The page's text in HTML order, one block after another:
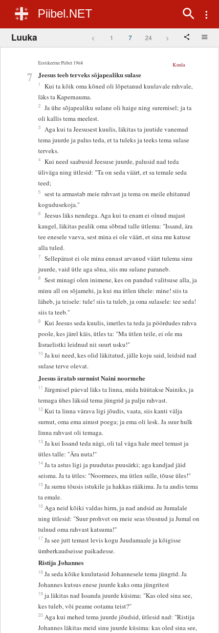
Piibel.NET
Luuka < 1 7 24 >
Eestikeelne Piibel 1968
7
Kuula
Jeesus teeb terveks sõjapealiku sulase
1
Kui ta kõik oma kõned oli lõpetanud kuulavale rahvale,
läks ta Kapernauma.
2 Ja ühe sõjapealiku sulane oli haige ning suremisel; ja ta
oli kallis tema meelest.
3 Aga kui ta Jeesusest kuulis, läkitas ta juutide vanemad
tema juurde ja palus teda, et ta tuleks ja teeks tema sulase
terveks.
4 Kui need saabusid Jeesuse juurde, palusid nad teda
üliväga ning ütlesid: "Ta on seda väärt, et sa temale seda
teed;
5 sest ta armastab meie rahvast ja tema on meile ehitanud
kogudusekoja."
6 Jeesus läks nendega. Aga kui ta enam ei olnud majast
kaugel, läkitas pealik oma sõbrad talle ütlema: "Issand, ära
tee enesele vaeva, sest mina ei ole väärt, et sina mu katuse
alla tuled.
7 Sellepärast ei ole mina ennast arvanud väärt tulema sinu
juurde, vaid ütle aga sõna, siis mu sulane paraneb.
8 Sest minagi olen inimene, kes on pandud valitsuse alla, ja
minu all on sõjamehi, ja kui ma ütlen ühele: mine! siis ta
läheb, ja teisele: tule! siis ta tuleb, ja oma sulasele: tee seda!
siis ta teeb."
9 Kui Jeesus seda kuulis, imetles ta teda ja pöördudes rahva
poole, kes järel käis, ütles ta: "Ma ütlen teile, ei ole ma
Iisraelistki leidnud nii suurt usku!"
10 Ja kui need, kes olid läkitatud, jälle koju said, leidsid nad
sulase terve olevat.
Jeesus äratab surnuist Naini noormehe
11 Järgmisel päeval läks ta linna, mida hüütakse Nainiks, ja
temaga ühes läksid tema jüngrid ja palju rahvast.
12 Kui ta linna värava ligi jõudis, vaata, siis kanti välja
surnut, oma ema ainust poega; ja ema oli lesk. Ja suur hulk
linna rahvast oli temaga.
13 Ja kui Issand teda nägi, oli tal väga hale meel temast ja
ütles talle: "Ära nuta!"
14 Ja ta astus ligi ja puudutas puusärki; aga kandjad jäid
seisma. Ja ta ütles: "Noormees, ma ütlen sulle, tõuse üles!"
15 Ja surnu tõusis istukile ja hakkas rääkima. Ja ta andis tema
ta emale.
16 Aga neid kõiki valdas hirm, ja nad andsid au Jumalale
ning ütlesid: "Suur prohvet on meie seas tõusnud ja Jumal on
tulnud oma rahvast katsuma!"
17 Ja see jutt temast levis kogu Juudamaale ja kõigisse
ümberkaudseisse paikadesse.
Ristija Johannes
18 Ja seda kõike kuulutasid Johannesele tema jüngrid. Ja
Johannes kutsus enese juurde kaks oma jüngritest
19 ja läkitas nad Issanda juurde küsima: "Kas oled sina see,
kes tuleb, või peame ootama teist?"
20 Aga kui mehed tema juurde jõudsid, ütlesid nad: "Ristija
Johannes läkitas meid sinu juurde küsima: kas oled sina see,